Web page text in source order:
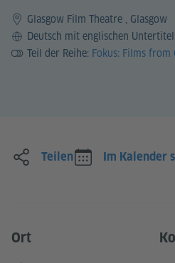
Glasgow Film Theatre , Glasgow
SpracheDeutsch mit englischen
Teil der Reihe: Fokus: Films from
Teilen Im Kalender
Ort